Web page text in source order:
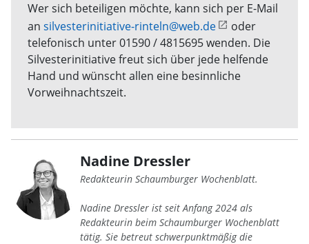
Wer sich beteiligen möchte, kann sich per E-Mail
an silvesterinitiative-rinteln@web.de
oder
telefonisch unter 01590 / 4815695 wenden. Die
Silvesterinitiative freut sich über jede helfende
Hand und wünscht allen eine besinnliche
Vorweihnachtszeit.
Nadine Dressler
Redakteurin Schaumburger Wochenblatt.
Nadine Dressler ist seit Anfang 2024 als
Redakteurin beim Schaumburger Wochenblatt
tätig. Sie betreut schwerpunktmäßig die